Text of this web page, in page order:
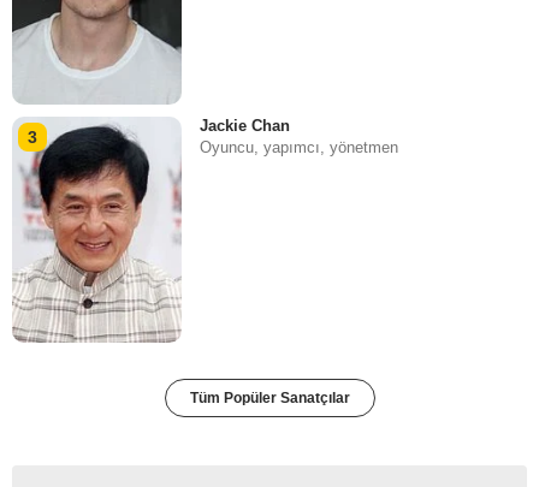
3
Jackie Chan
Oyuncu, yapımcı, yönetmen
Tüm Popüler Sanatçılar